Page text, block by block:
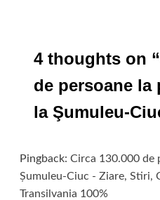
4 thoughts on “
de persoane la
la Şumuleu-
Pingback: Circa 130.000 de
Şumuleu-Ciuc - Ziare, Stiri,
Transilvania 100%